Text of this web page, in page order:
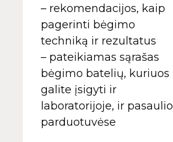
– rekomendacijos, kaip
pagerinti bėgimo
techniką ir rezultatus
– pateikiamas sąrašas
bėgimo batelių, kuriuos
galite įsigyti ir
laboratorijoje, ir pasaulio
parduotuvėse